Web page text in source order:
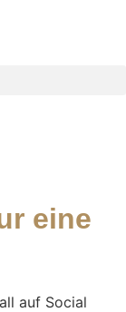
eine
auf Social